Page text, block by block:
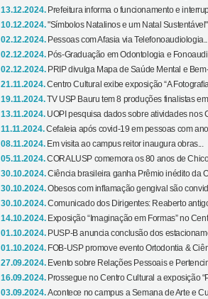
13.12.2024. Prefeitura informa o funcionamento e
10.12.2024."Símbolos Natalinos e um Natal Sustentável"
02.12.2024. Pessoas com Afasia via Telefonoaudiologia...
02.12.2024. Pós-Graduação em Odontologia e
02.12.2024. PRIP divulga Mapa de Saúde Mental e Bem-
21.11.2024.Centro Cultural exibe exposição “A
19.11.2024.TV USP Bauru tem 8 produções finalistas em
13.11.2024. UOPI pesquisa dados sobre atividades nos
11.11.2024.Cefaleia após covid-19 em pessoas com
08.11.2024. Em visita ao campus reitor inaugura obras...
05.11.2024.CORALUSP comemora os 80 anos de Chico
30.10.2024.Ciência brasileira ganha Prêmio inédito da
30.10.2024.Obesos com inflamação gengival são
30.10.2024.Comunicado dos Dirigentes: Reaberto
14.10.2024. Exposição “Imaginação em Formas” no
01.10.2024. PUSP-B anuncia conclusão dos
01.10.2024. FOB-USP promove evento Ortodontia &
27.09.2024. Evento sobre Relações Pessoais e
16.09.2024. Prossegue no Centro Cultural a exposição
03.09.2024.Acontece no campus a Semana de Arte e